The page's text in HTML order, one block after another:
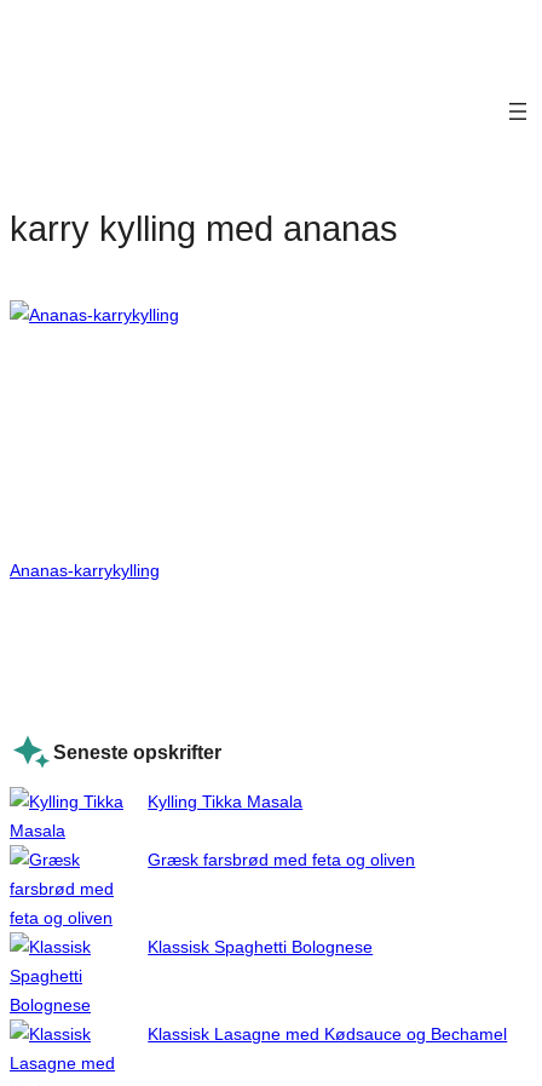
karry kylling med ananas
Ananas-karrykylling
Seneste opskrifter
Kylling Tikka Masala
Græsk farsbrød med feta og oliven
Klassisk Spaghetti Bolognese
Klassisk Lasagne med Kødsauce og Bechamel